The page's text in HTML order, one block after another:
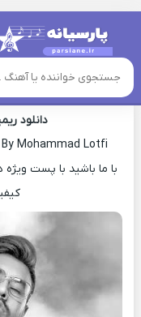
خانه » دانلود ریمیکس»
ریمیکس اهنگ
دانلود
Mohammad Lotfi
با ما باشید با پست ویژه
کیفیت 320